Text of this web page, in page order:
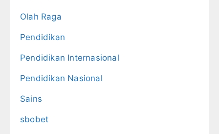
Olah Raga
Pendidikan
Pendidikan Internasional
Pendidikan Nasional
Sains
sbobet